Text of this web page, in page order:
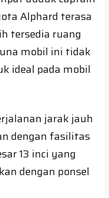
Alphard terasa
tersedia ruang
mobil ini tidak
ideal pada mobil
jarak jauh
dengan fasilitas
13 inci yang
dengan ponsel